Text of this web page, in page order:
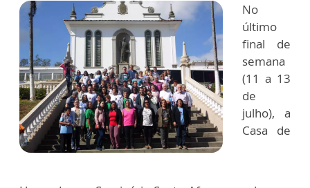
No
último
final de
semana
(11 a 13
de
julho), a
Casa de